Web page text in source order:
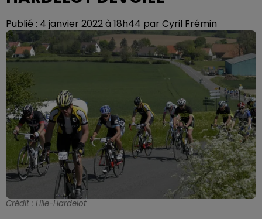
Publié : 4 janvier 2022 à 18h44 par Cyril Frémin
Crédit : Lille-Hardelot